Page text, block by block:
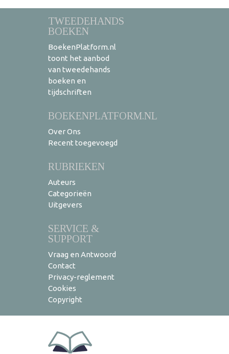
TWEEDEHANDS
BOEKEN
BoekenPlatform.nl
toont het aanbod
van tweedehands
boeken en
tijdschriften
BOEKENPLATFORM.NL
Over Ons
Recent toegevoegd
RUBRIEKEN
Auteurs
Categorieën
Uitgevers
SERVICE &
SUPPORT
Vraag en Antwoord
Contact
Privacy-reglement
Cookies
Copyright